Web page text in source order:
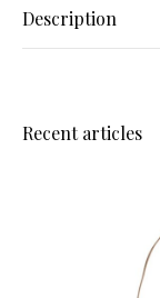
Description
Recent articles